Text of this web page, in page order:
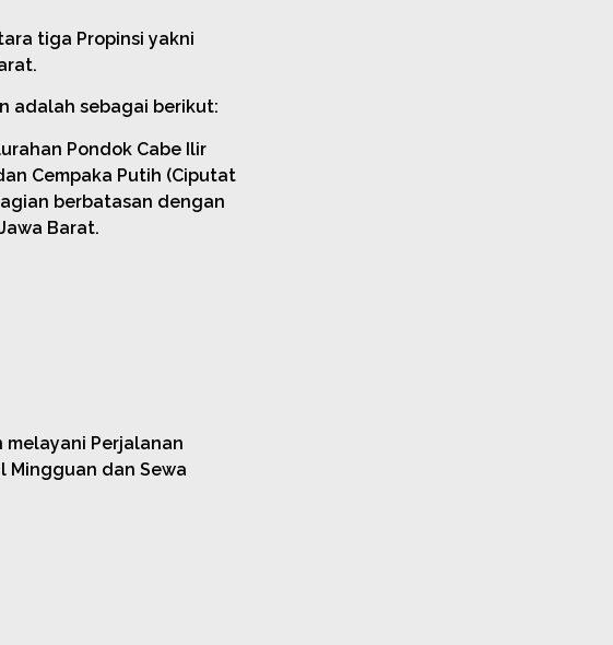
tiga Propinsi yakni
adalah sebagai berikut:
Pondok Cabe Ilir
Cempaka Putih (Ciputat
berbatasan dengan
Barat.
melayani Perjalanan
Mingguan dan Sewa